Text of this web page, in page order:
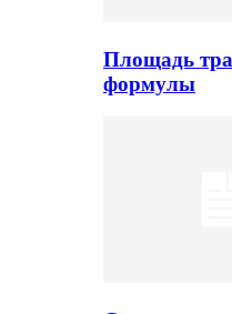
Площадь
формулы